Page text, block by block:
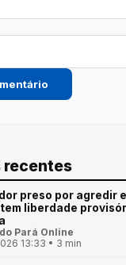
recentes
preso por agredir
tem liberdade
Pará Online
13:33 • 3 min